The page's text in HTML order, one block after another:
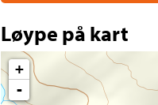
Løype på kart
+
-